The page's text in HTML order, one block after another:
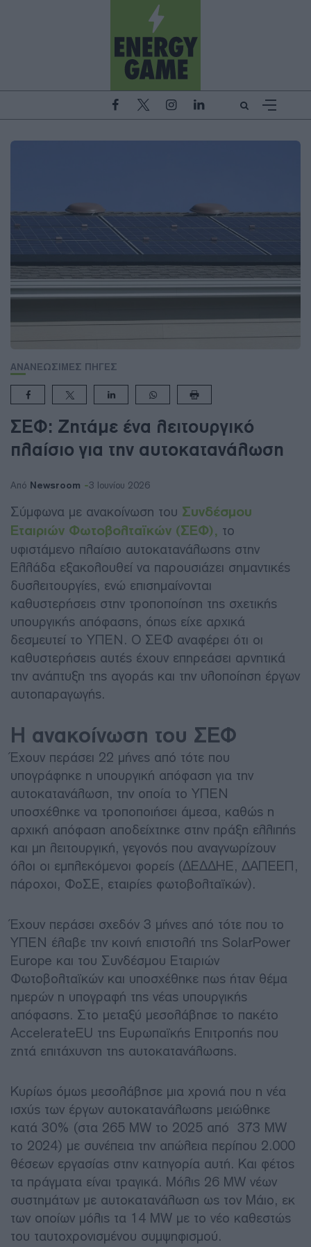
ΑΝΑΝΕΩΣΙΜΕΣ ΠΗΓΕΣ
ΣΕΦ: Ζητάμε ένα λειτουργικό
πλαίσιο για την αυτοκατανάλωση
Από Newsroom 3 Ιουνίου 2026
Σύμφωνα με ανακοίνωση του Συνδέσμου
Εταιριών Φωτοβολταϊκών (ΣΕΦ), το
υφιστάμενο πλαίσιο αυτοκατανάλωσης στην
Ελλάδα εξακολουθεί να παρουσιάζει σημαντικές
δυσλειτουργίες, ενώ επισημαίνονται
καθυστερήσεις στην τροποποίηση της σχετικής
υπουργικής απόφασης, όπως είχε αρχικά
δεσμευτεί το ΥΠΕΝ. Ο ΣΕΦ αναφέρει ότι οι
καθυστερήσεις αυτές έχουν επηρεάσει αρνητικά
την ανάπτυξη της αγοράς και την υλοποίηση έργων
αυτοπαραγωγής.
Η ανακοίνωση του ΣΕΦ
Έχουν περάσει 22 μήνες από τότε που
υπογράφηκε η υπουργική απόφαση για την
αυτοκατανάλωση, την οποία το ΥΠΕΝ
υποσχέθηκε να τροποποιήσει άμεσα, καθώς η
αρχική απόφαση αποδείχτηκε στην πράξη ελλιπής
και μη λειτουργική, γεγονός που αναγνωρίζουν
όλοι οι εμπλεκόμενοι φορείς (ΔΕΔΔΗΕ, ΔΑΠΕΕΠ,
πάροχοι, ΦοΣΕ, εταιρίες φωτοβολταϊκών).
Έχουν περάσει σχεδόν 3 μήνες από τότε που το
ΥΠΕΝ έλαβε την κοινή επιστολή της SolarPower
Europe και του Συνδέσμου Εταιριών
Φωτοβολταϊκών και υποσχέθηκε πως ήταν θέμα
ημερών η υπογραφή της νέας υπουργικής
απόφασης. Στο μεταξύ μεσολάβησε το πακέτο
AccelerateEU της Ευρωπαϊκής Επιτροπής που
ζητά επιτάχυνση της αυτοκατανάλωσης.
Κυρίως όμως μεσολάβησε μια χρονιά που η νέα
ισχύς των έργων αυτοκατανάλωσης μειώθηκε
κατά 30% (στα 265 MW το 2025 από 373 MW
το 2024) με συνέπεια την απώλεια περίπου 2.000
θέσεων εργασίας στην κατηγορία αυτή. Και φέτος
τα πράγματα είναι τραγικά. Μόλις 26 MW νέων
συστημάτων με αυτοκατανάλωση ως τον Μάιο, εκ
των οποίων μόλις τα 14 MW με το νέο καθεστώς
του ταυτοχρονισμένου συμψηφισμού.